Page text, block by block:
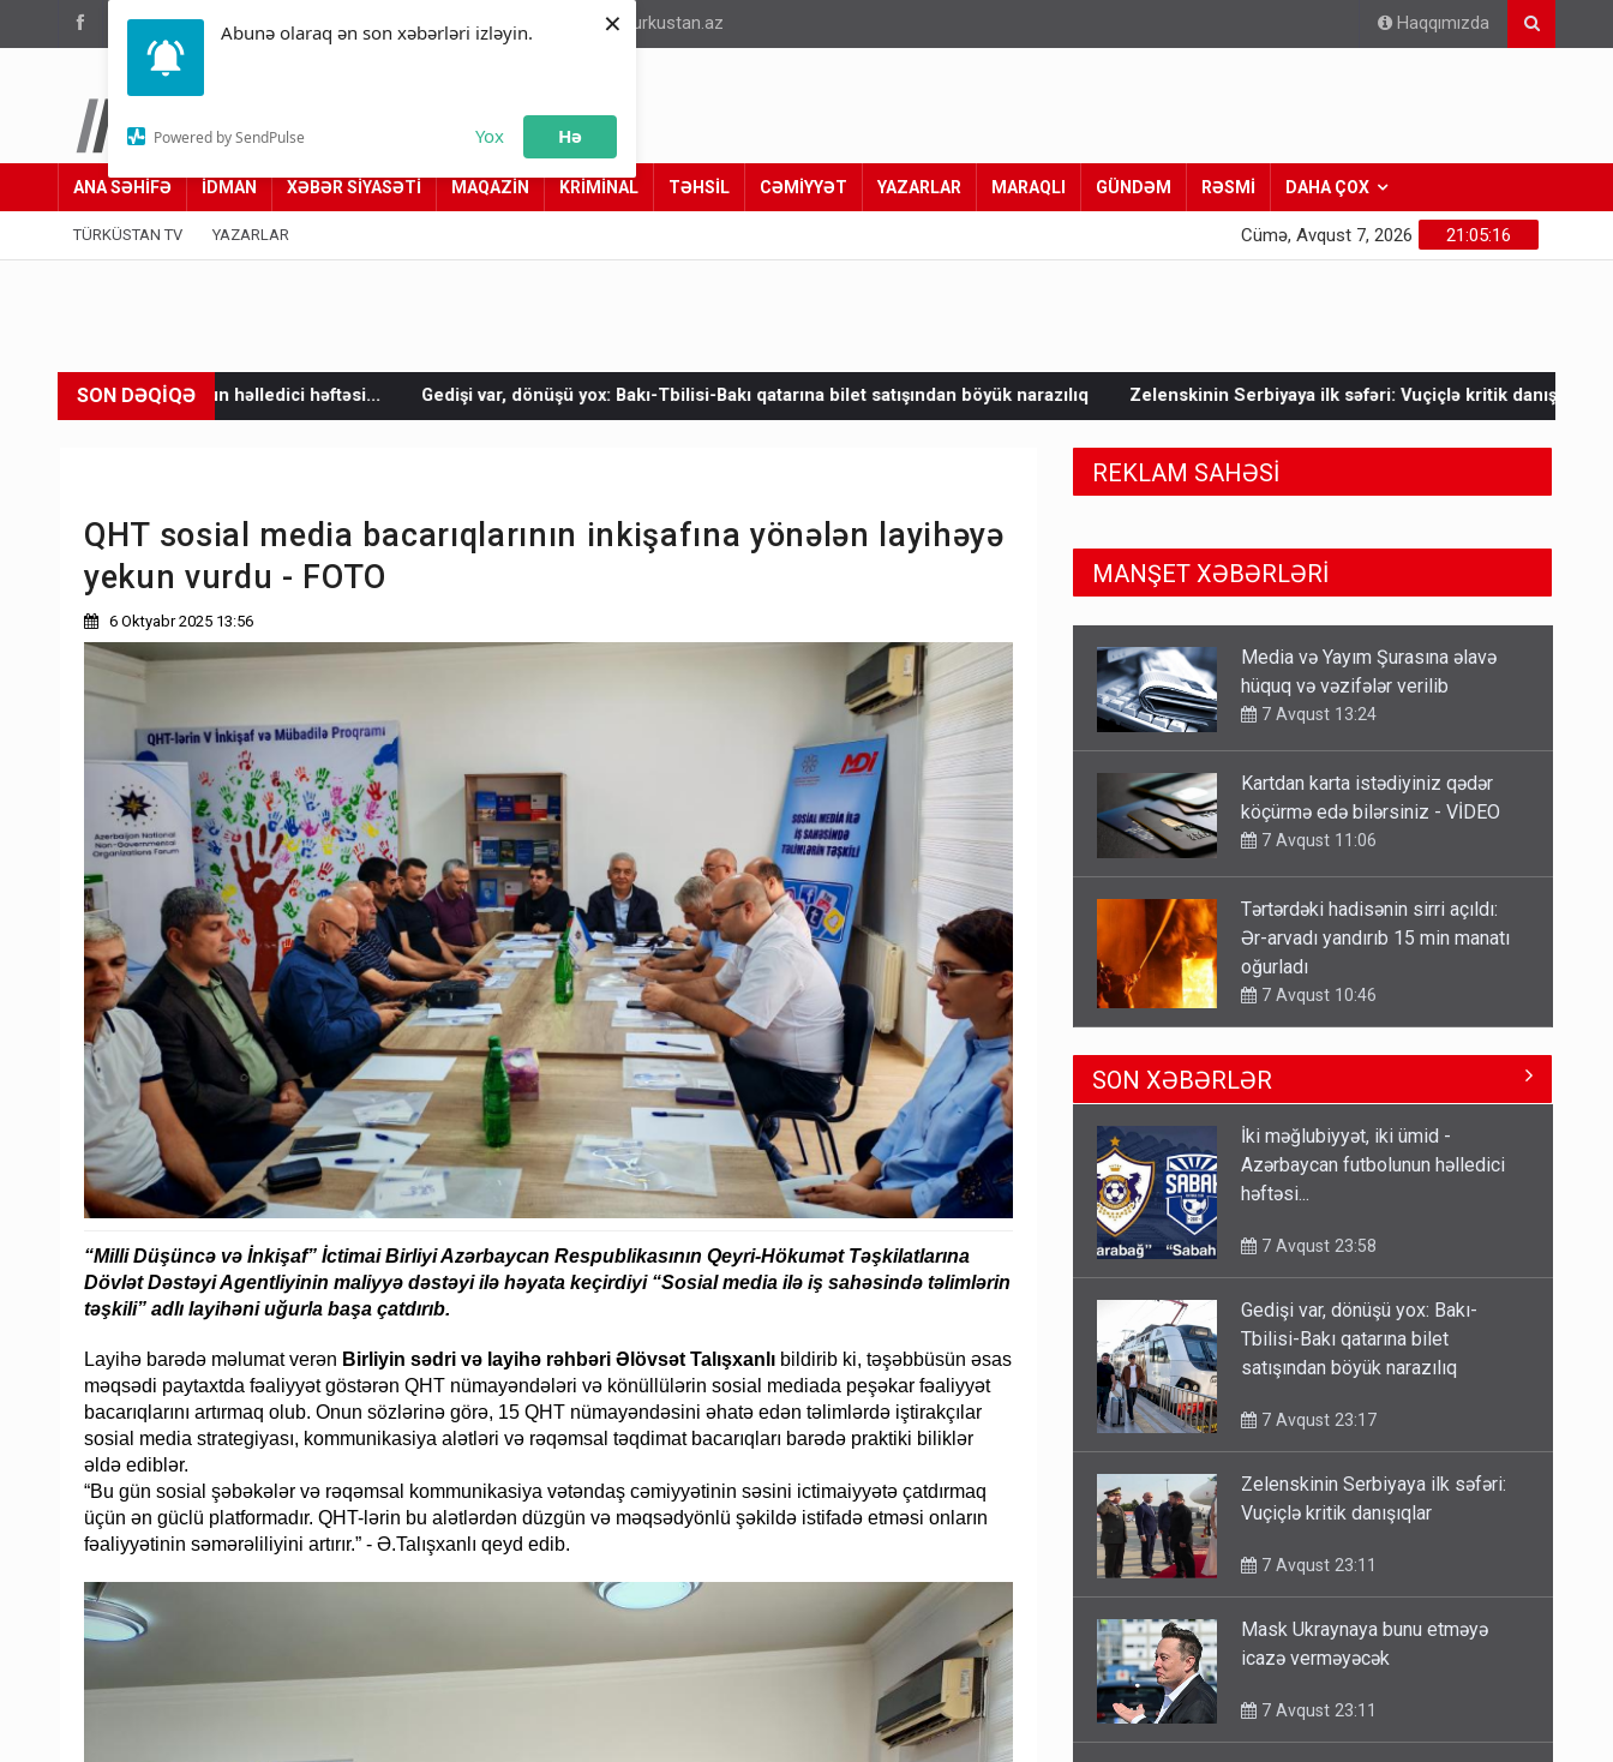
Abunə olaraq ən son xəbərləri izləyin.
Powered by SendPulse Yox Hə
×
(012) 449 94 05 info@turkustan.az Haqqımızda
Türküstan.az
Adımız yolumuzdur
ANA SƏHİFƏ İDMAN XƏBƏR SİYASƏTİ MAQAZİN KRİMİNAL TƏHSİL CƏMİYYƏT YAZARLAR MARAQLI GÜNDƏM RƏSMİ DAHA ÇOX
TÜRKÜSTAN TV YAZARLAR 21:05:18
Cümə, Avqust 7, 2026
SON DƏQİQƏ
həftəsi... Gedişi var, dönüşü yox: Bakı-Tbilisi-Bakı qatarına bilet satışından böyük narazılıq Zelenskinin Serbiyaya ilk səfəri: Vuçiçlə kritik danışıqlar Mask Ukraynaya bunu
QHT sosial media bacarıqlarının inkişafına yönələn layihəyə
yekun vurdu - FOTO
6 Oktyabr 2025 13:56
“Milli Düşüncə və İnkişaf” İctimai Birliyi Azərbaycan Respublikasının Qeyri-Hökumət Təşkilatlarına
Dövlət Dəstəyi Agentliyinin maliyyə dəstəyi ilə həyata keçirdiyi “Sosial media ilə iş sahəsində təlimlərin
təşkili” adlı layihəni uğurla başa çatdırıb.
Layihə barədə məlumat verən Birliyin sədri və layihə rəhbəri Əlövsət Talışxanlı bildirib ki, təşəbbüsün əsas
məqsədi paytaxtda fəaliyyət göstərən QHT nümayəndələri və könüllülərin sosial mediada peşəkar fəaliyyət
bacarıqlarını artırmaq olub. Onun sözlərinə görə, 15 QHT nümayəndəsini əhatə edən təlimlərdə iştirakçılar
sosial media strategiyası, kommunikasiya alətləri və rəqəmsal təqdimat bacarıqları barədə praktiki biliklər
əldə ediblər.
“Bu gün sosial şəbəkələr və rəqəmsal kommunikasiya vətəndaş cəmiyyətinin səsini ictimaiyyətə çatdırmaq
üçün ən güclü platformadır. QHT-lərin bu alətlərdən düzgün və məqsədyönlü şəkildə istifadə etməsi onların
fəaliyyətinin səmərəliliyini artırır.” - Ə.Talışxanlı qeyd edib.
REKLAM SAHƏSİ
MANŞET XƏBƏRLƏRİ
Kartdan karta istədiyiniz qədər
köçürmə edə bilərsiniz - VİDEO
7 Avqust 11:06
Tərtərdəki hadisənin sirri açıldı:
Ər-arvadı yandırıb 15 min manatı
oğurladı
Əhaliyə hava ilə bağlı VACİB
XƏBƏRDARLIQ - Saat 11:00-dan…
7 Avqust 09:15
Gedişi var, dönüşü yox: Bakı-
Tbilisi-Bakı qatarına bilet
7 Avqust 23:17
Məhərrəmovun oğludur - DOSYE
Media və Yayım Şurasına əlavə
hüquq və vəzifələr verilib
SON XƏBƏRLƏR
İki məğlubiyyət, iki ümid -
Azərbaycan futbolunun həlledici
həftəsi...
7 Avqust 23:58
Gedişi var, dönüşü yox: Bakı-
Tbilisi-Bakı qatarına bilet
satışından böyük narazılıq
7 Avqust 23:17
Zelenskinin Serbiyaya ilk səfəri:
Vuçiçlə kritik danışıqlar
7 Avqust 23:11
Mask Ukraynaya bunu etməyə
icazə verməyəcək
7 Avqust 23:11